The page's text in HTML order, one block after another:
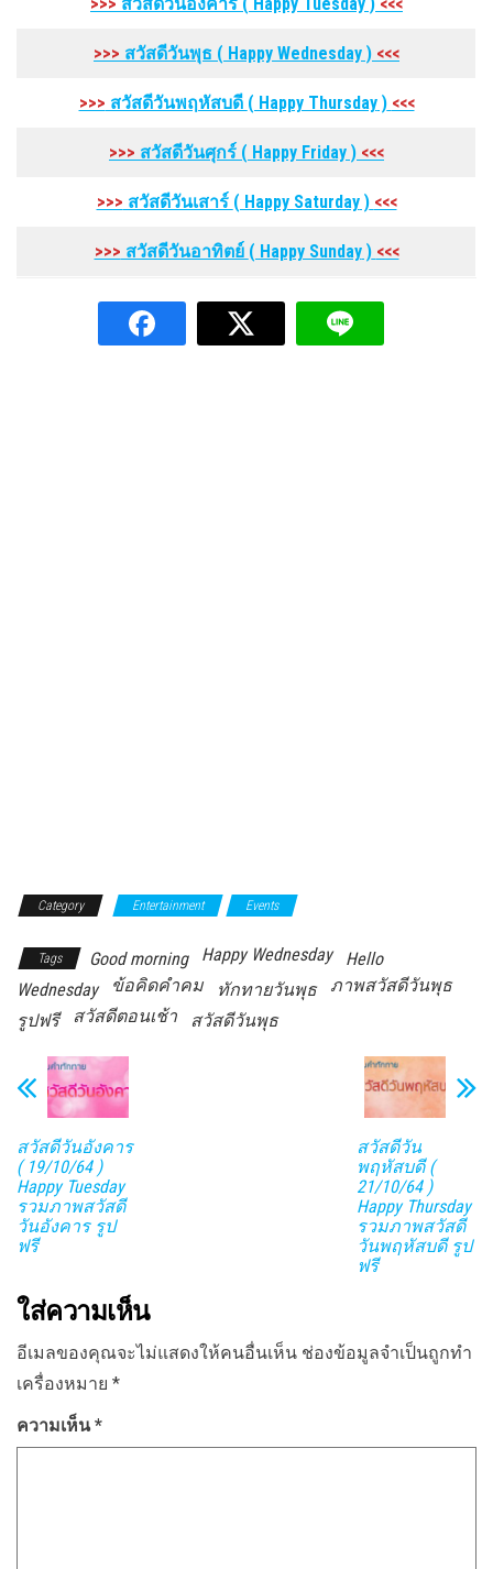
>>> สวัสดีวันอังคาร ( Happy Tuesday ) <<<
>>> สวัสดีวันพุธ ( Happy Wednesday ) <<<
>>> สวัสดีวันพฤหัสบดี ( Happy Thursday) <<<
>>> สวัสดีวันศุกร์ ( Happy Friday ) <<<
>>> สวัสดีวันเสาร์ ( Happy Saturday) <<<
>>> สวัสดีวันอาทิตย์ ( Happy Sunday) <<<
Category Entertainment Events
Tags Good morning Happy Wednesday
Hello
Wednesday
ข้อคิดคำคม ทักทายวันพุธ
ภาพสวัสดีวันพุธ
รูปฟรี
สวัสดีตอนเช้า สวัสดีวันพุธ
สวัสดีวันอังคาร
( 19/10/64 )
Happy Tuesday
รวมภาพสวัสดี
วันอังคาร รูป
ฟรี
สวัสดีวัน
พฤหัสบดี (
21/10/64 )
Happy Thursday
รวมภาพสวัสดี
วันพฤหัสบดี รูป
ฟรี
ใส่ความเห็น
อีเมลของคุณจะไม่แสดงให้คนอื่นเห็น ช่องข้อมูลจำเป็นถูกทำ
เครื่องหมาย *
ความเห็น*